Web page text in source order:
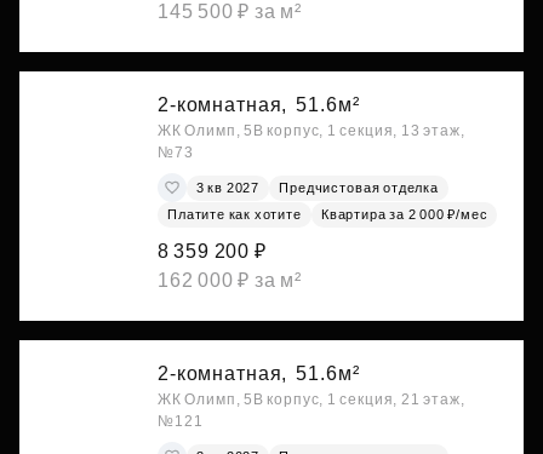
145 500 ₽ за м²
2-комнатная, 51.6м²
ЖК Олимп, 5В корпус, 1 секция, 13 этаж,
№73
3 кв 2027
Предчистовая отделка
Платите как хотите
Квартира за 2 000 ₽/мес
8 359 200 ₽
162 000 ₽ за м²
2-комнатная, 51.6м²
ЖК Олимп, 5В корпус, 1 секция, 21 этаж,
№121